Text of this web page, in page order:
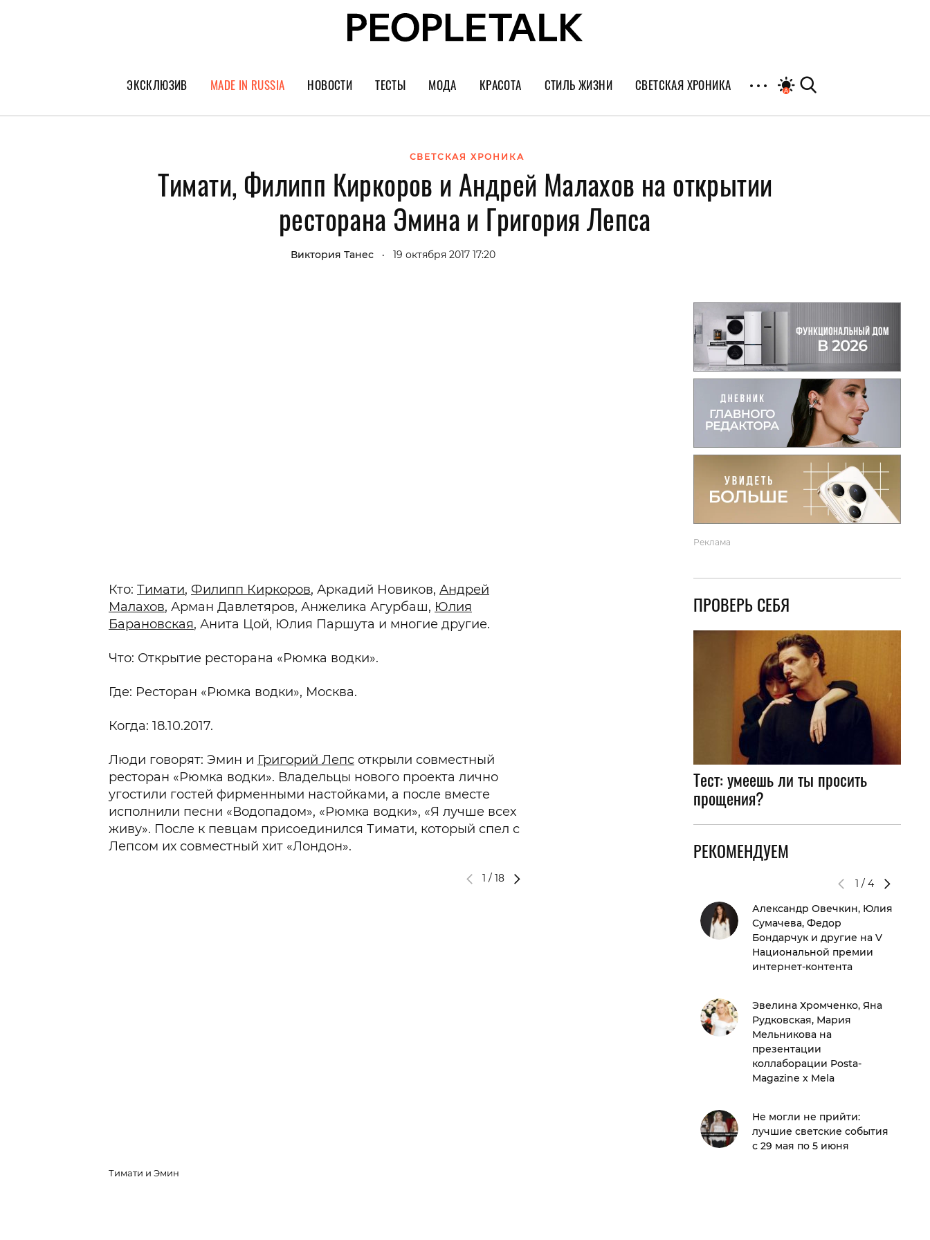
ЭКСКЛЮЗИВ
ГЕРОИ PEOPLETALK
ИНТЕРВЬЮ
ПОКОЛЕНИЕ
MADE IN RUSSIA НОВОСТИ ТЕСТЫ МОДА
Тренды
Как носить
Украшения и часы
КРАСОТА
Уход за лицом
Парфюм
Спорт
Диеты
СТИЛЬ ЖИЗНИ
Культура
Еда и рестораны
Путешествия
Психология
СВЕТСКАЯ ХРОНИКА
СВЕТСКАЯ ХРОНИКА
Тимати, Филипп Киркоров и Андрей Малахов на открытии
ресторана Эмина и Григория Лепса
Виктория Танес • 19 октября 2017 17:20
Кто: Тимати, Филипп Киркоров, Аркадий Новиков, Андрей
Малахов, Арман Давлетяров, Анжелика Агурбаш, Юлия
Барановская, Анита Цой, Юлия Паршута и многие другие.
Что: Открытие ресторана «Рюмка водки».
Где: Ресторан «Рюмка водки», Москва.
Когда: 18.10.2017.
Люди говорят: Эмин и Григорий Лепс открыли совместный
ресторан «Рюмка водки». Владельцы нового проекта лично
угостили гостей фирменными настойками, а после вместе
исполнили песни «Водопадом», «Рюмка водки», «Я лучше всех
живу». После к певцам присоединился Тимати, который спел с
Лепсом их совместный хит «Лондон».
1 / 18
Тимати и Эмин
Реклама
ПРОВЕРЬ СЕБЯ
Тест: умеешь ли ты просить
прощения?
РЕКОМЕНДУЕМ
1 / 4
Александр Овечкин, Юлия
Сумачева, Федор
Бондарчук и другие на V
Национальной премии
интернет-контента
Эвелина Хромченко, Яна
Рудковская, Мария
Мельникова на
презентации
коллаборации Posta-
Magazine x Mela
Не могли не прийти:
лучшие светские события
с 29 мая по 5 июня